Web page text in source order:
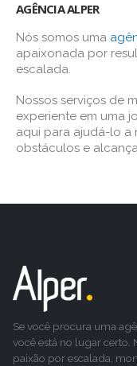
AGÊNCIA ALPER
Nós somos uma
apaixonada por
escalada.
Nossos serviços de
experiente em uma
aqui para ajudá-lo a
obstáculos e
Se você procura uma
você está no lugar certo.
paixão por escalada,